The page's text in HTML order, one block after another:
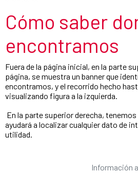
Cómo saber
encontramos
Fuera de la página inicial, en la parte
página, se muestra un banner que
encontramos, y el recorrido hecho
visualizando figura a la izquierda.
En la parte superior derecha,
ayudará a localizar cualquier dato de
utilidad.
Información